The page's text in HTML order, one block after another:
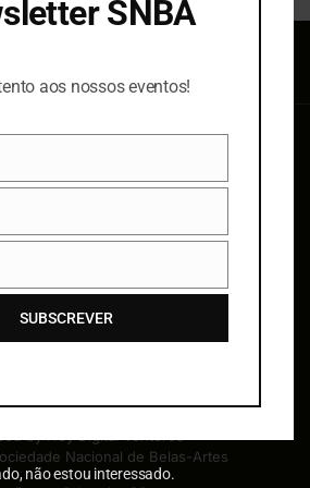
Nacional de Belas-Artes
SNBA
aos nossos eventos!
SUBSCREVER
não estou interessado.